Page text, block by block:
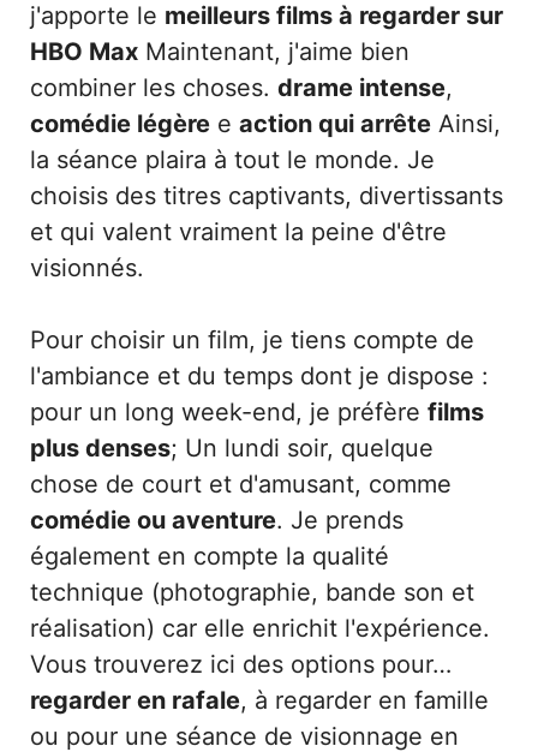
j'apporte le meilleurs films à regarder sur
HBO Max Maintenant, j'aime bien
combiner les choses. drame intense,
comédie légère e action qui arrête Ainsi,
la séance plaira à tout le monde. Je
choisis des titres captivants, divertissants
et qui valent vraiment la peine d'être
visionnés.
Pour choisir un film, je tiens compte de
l'ambiance et du temps dont je dispose :
pour un long week-end, je préfère films
plus denses; Un lundi soir, quelque
chose de court et d'amusant, comme
comédie ou aventure. Je prends
également en compte la qualité
technique (photographie, bande son et
réalisation) car elle enrichit l'expérience.
Vous trouverez ici des options pour…
regarder en rafale, à regarder en famille
ou pour une séance de visionnage en